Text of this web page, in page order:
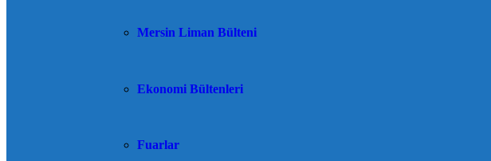
Mersin Liman Bülteni
Ekonomi Bültenleri
Fuarlar